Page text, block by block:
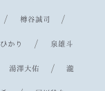
樽谷誠司 /
かり / 泉雄斗
湯澤大佑 /瀧